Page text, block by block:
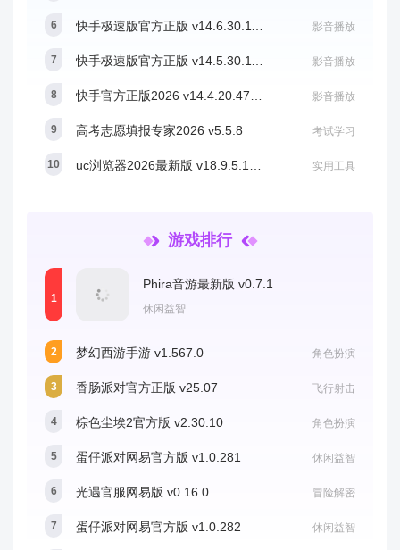
快手极速版官方正版 v14.6.30.11710 影音播放
快手极速版官方正版 v14.5.30.11584 影音播放
快手官方正版2026 v14.4.20.47929 影音播放
高考志愿填报专家2026 v5.5.8 考试学习
uc浏览器2026最新版 v18.9.5.1521 实用工具
游戏排行
Phira音游最新版 v0.7.1
休闲益智
梦幻西游手游 v1.567.0 角色扮演
香肠派对官方正版 v25.07 飞行射击
棕色尘埃2官方版 v2.30.10 角色扮演
蛋仔派对网易官方版 v1.0.281 休闲益智
光遇官服网易版 v0.16.0 冒险解密
蛋仔派对网易官方版 v1.0.282 休闲益智